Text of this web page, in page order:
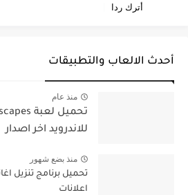
أترك ردا
أحدث الالعاب والتطبيقات
منذ عام
للاندرويد اخر اصدار
منذ بضع شهور
اعلانات